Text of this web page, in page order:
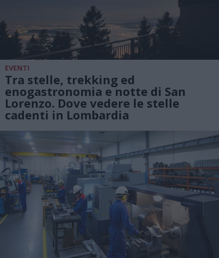
EVENTI
Tra stelle, trekking ed
enogastronomia e notte di San
Lorenzo. Dove vedere le stelle
cadenti in Lombardia